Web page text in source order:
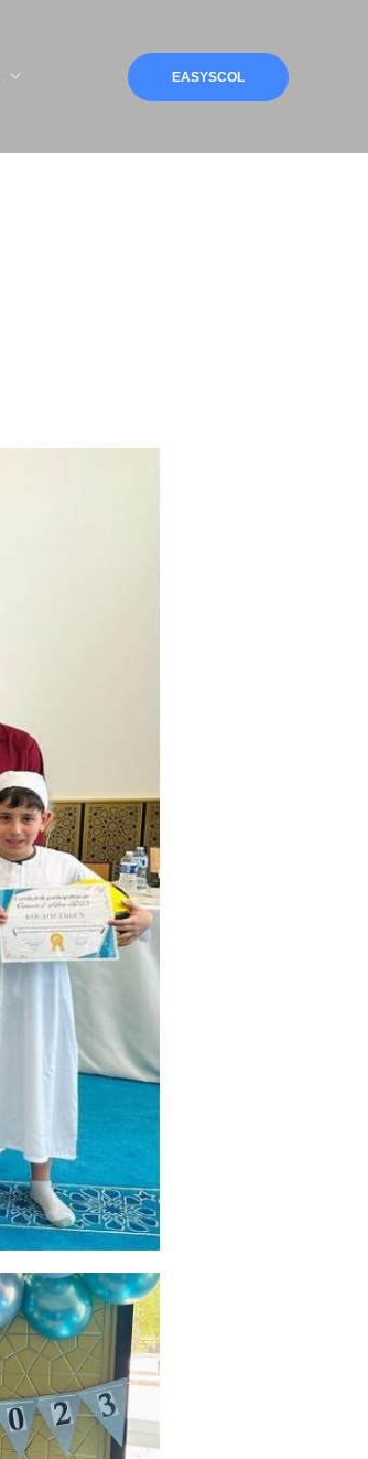
EASYSCOL